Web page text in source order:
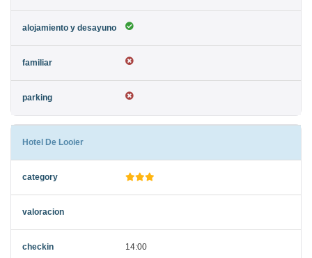
Hotel De Looier
14:00